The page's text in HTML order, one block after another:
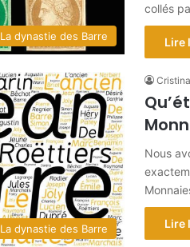
La dynastie des Barre
collés
Lire
La dynastie des Barre
Nous
Lire